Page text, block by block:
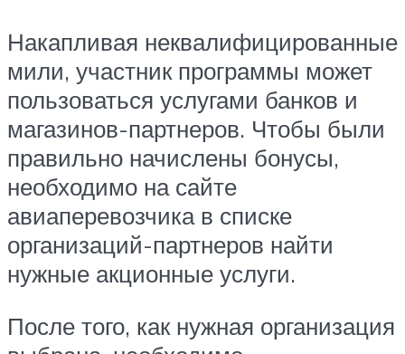
Накапливая неквалифицированные
мили, участник программы может
пользоваться услугами банков и
магазинов-партнеров. Чтобы были
правильно начислены бонусы,
необходимо на сайте
авиаперевозчика в списке
организаций-партнеров найти
нужные акционные услуги.
После того, как нужная организация